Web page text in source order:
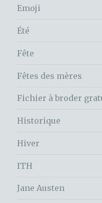
Emoji
Été
Fête
Fêtes des mères
Fichier à broder
Historique
Hiver
ITH
Jane Austen